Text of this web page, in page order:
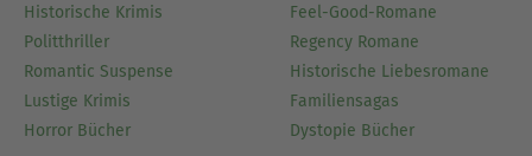
Historische Krimis
Politthriller
Romantic Suspense
Lustige Krimis
Horror Bücher
Feel-Good-Romane
Regency Romane
Historische Liebesromane
Familiensagas
Dystopie Bücher